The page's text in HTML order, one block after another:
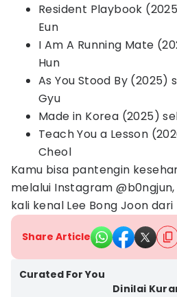
Resident Playbook
Eun
I Am A Running Mate
Hun
As You Stood By (2025)
Gyu
Made in Korea (2025)
Teach You a Lesson
Cheol
Kamu bisa pantengin
melalui Instagram
kali kenal Lee Bong Joon dari
Share Article
Curated For You
Dinilai